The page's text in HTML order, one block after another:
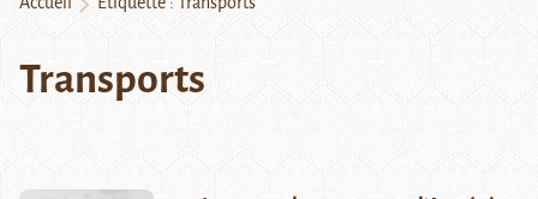
Transports